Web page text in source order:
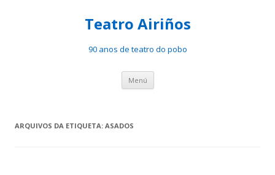
Teatro Airiños
90 anos de teatro do pobo
Menú Saltar
contido
ARQUIVOS DA ETIQUETA: ASADOS